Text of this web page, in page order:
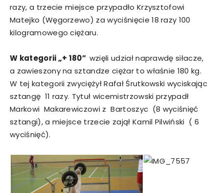
razy, a trzecie miejsce przypadło Krzysztofowi
Matejko (Węgorzewo) za wyciśnięcie 18 razy 100
kilogramowego ciężaru.
W kategorii „+ 180” wzięli udział naprawdę siłacze,
a zawieszony na sztandze ciężar to właśnie 180 kg.
W tej kategorii zwyciężył Rafał Śrutkowski wyciskając
sztangę 11 razy. Tytuł wicemistrzowski przypadł
Markowi Makarewiczowi z Bartoszyc (8 wyciśnięć
sztangi), a miejsce trzecie zajął Kamil Pilwiński ( 6
wyciśnięć).